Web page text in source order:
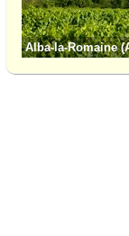
Alba-la-Romaine